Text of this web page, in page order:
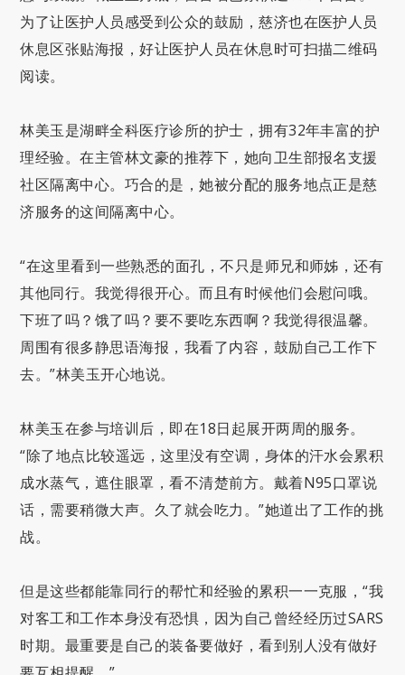
为了让医护人员感受到公众的鼓励，慈济也在医护人员
休息区张贴海报，好让医护人员在休息时可扫描二维码
阅读。
林美玉是湖畔全科医疗诊所的护士，拥有32年丰富的护
理经验。在主管林文豪的推荐下，她向卫生部报名支援
社区隔离中心。巧合的是，她被分配的服务地点正是慈
济服务的这间隔离中心。
“在这里看到一些熟悉的面孔，不只是师兄和师姊，还有
其他同行。我觉得很开心。而且有时候他们会慰问哦。
下班了吗？饿了吗？要不要吃东西啊？我觉得很温馨。
周围有很多静思语海报，我看了内容，鼓励自己工作下
去。”林美玉开心地说。
林美玉在参与培训后，即在18日起展开两周的服务。
“除了地点比较遥远，这里没有空调，身体的汗水会累积
成水蒸气，遮住眼罩，看不清楚前方。戴着N95口罩说
话，需要稍微大声。久了就会吃力。”她道出了工作的挑
战。
但是这些都能靠同行的帮忙和经验的累积一一克服，“我
对客工和工作本身没有恐惧，因为自己曾经经历过SARS
时期。最重要是自己的装备要做好，看到别人没有做好